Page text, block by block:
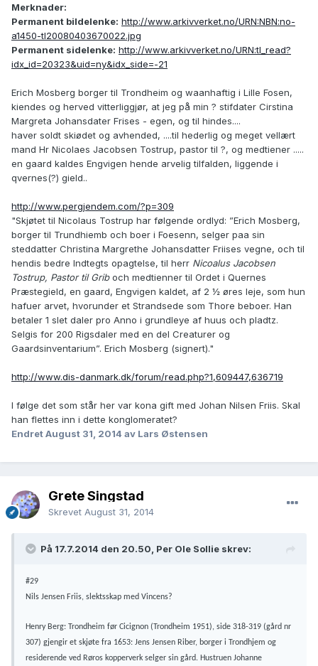
Merknader:
Permanent bildelenke: http://www.arkivverket.no/URN:NBN:no-
a1450-tl20080403670022.jpg
Permanent sidelenke: http://www.arkivverket.no/URN:tl_read?
idx_id=20323&uid=ny&idx_side=-21
Erich Mosberg borger til Trondheim og waanhaftig i Lille Fosen,
kiendes og herved vitterliggjør, at jeg på min ? stifdater Cirstina
Margreta Johansdater Frises - egen, og til hindes....
haver soldt skiødet og avhended, ....til hederlig og meget vellært
mand Hr Nicolaes Jacobsen Tostrup, pastor til ?, og medtiener .....
en gaard kaldes Engvigen hende arvelig tilfalden, liggende i
qvernes(?) gield..
http://www.pergjendem.com/?p=309
"Skjøtet til Nicolaus Tostrup har følgende ordlyd: ”Erich Mosberg,
borger til Trundhiemb och boer i Foesenn, selger paa sin
steddatter Christina Margrethe Johansdatter Friises vegne, och til
hendis bedre Indtegts opagtelse, til herr Nicoalus Jacobsen
Tostrup, Pastor til Griboch medtienner til Ordet i Quernes
Præstegield, en gaard, Engvigen kaldet, af 2 ½ øres leje, som hun
hafuer arvet, hvorunder et Strandsede som Thore beboer. Han
betaler 1 slet daler pro Anno i grundleye af huus och pladtz.
Selgis for 200 Rigsdaler med en del Creaturer og
Gaardsinventarium”. Erich Mosberg (signert)."
http://www.dis-danmark.dk/forum/read.php?1,609447,636719
I følge det som står her var kona gift med Johan Nilsen Friis. Skal
han flettes inn i dette konglomeratet?
EndretAugust 31, 2014 av Lars Østensen
Grete Singstad
Skrevet August 31, 2014
På 17.7.2014 den 20.50, Per Ole Sollie skrev:
#29
Nils Jensen Friis, slektsskap med Vincens?
Henry Berg: Trondheim før Cicignon (Trondheim 1951), side 318-319 (gård nr
307) gjengir et skjøte fra 1653: Jens Jensen Riber, borger i Trondhjem og
residerende ved Røros kopperverk selger sin gård. Hustruen Johanne